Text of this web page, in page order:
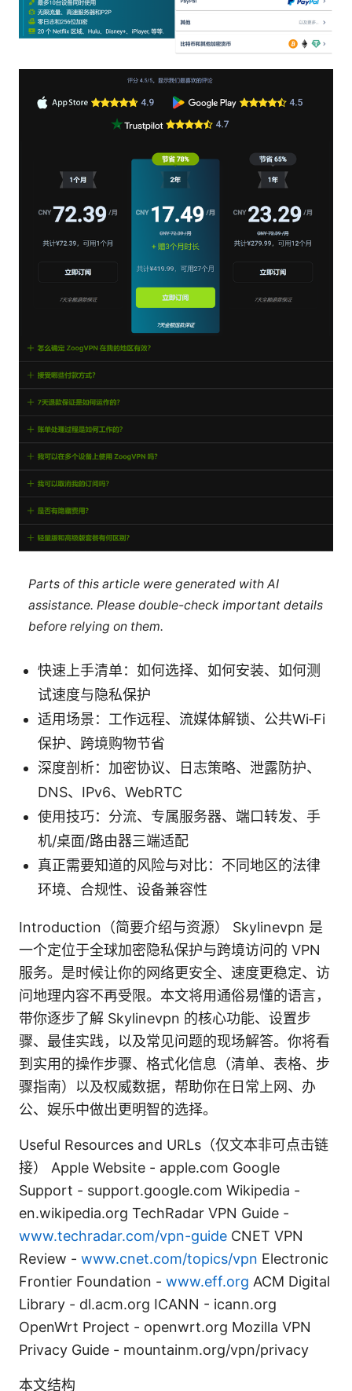
Parts of this article were generated with AI
assistance. Please double-check important details
before relying on them.
快速上手清单：如何选择、如何安装、如何测
试速度与隐私保护
适用场景：工作远程、流媒体解锁、公共Wi‑Fi
保护、跨境购物节省
深度剖析：加密协议、日志策略、泄露防护、
DNS、IPv6、WebRTC
使用技巧：分流、专属服务器、端口转发、手
机/桌面/路由器三端适配
真正需要知道的风险与对比：不同地区的法律
环境、合规性、设备兼容性
Introduction（简要介绍与资源） Skylinevpn 是
一个定位于全球加密隐私保护与跨境访问的 VPN
服务。是时候让你的网络更安全、速度更稳定、访
问地理内容不再受限。本文将用通俗易懂的语言，
带你逐步了解 Skylinevpn 的核心功能、设置步
骤、最佳实践，以及常见问题的现场解答。你将看
到实用的操作步骤、格式化信息（清单、表格、步
骤指南）以及权威数据，帮助你在日常上网、办
公、娱乐中做出更明智的选择。
Useful Resources and URLs（仅文本非可点击链
接） Apple Website - apple.com Google
Support - support.google.com Wikipedia -
en.wikipedia.org TechRadar VPN Guide -
www.techradar.com/vpn-guide CNET VPN
Review - www.cnet.com/topics/vpn Electronic
Frontier Foundation - www.eff.org ACM Digital
Library - dl.acm.org ICANN - icann.org
OpenWrt Project - openwrt.org Mozilla VPN
Privacy Guide - mountainm.org/vpn/privacy
本文结构